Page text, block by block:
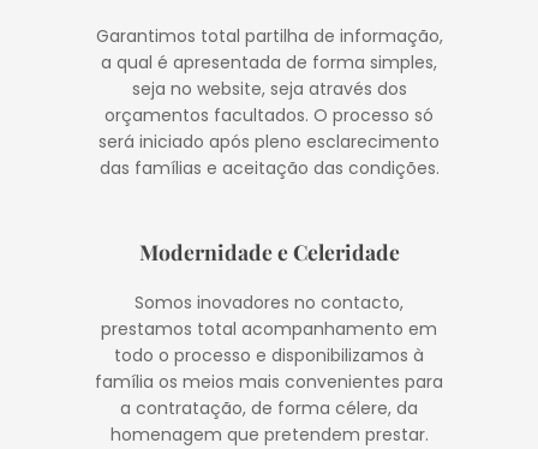
Garantimos total partilha de informação,
a qual é apresentada de forma simples,
seja no website, seja através dos
orçamentos facultados. O processo só
será iniciado após pleno esclarecimento
das famílias e aceitação das condições.
Modernidade e Celeridade
Somos inovadores no contacto,
prestamos total acompanhamento em
todo o processo e disponibilizamos à
família os meios mais convenientes para
a contratação, de forma célere, da
homenagem que pretendem prestar.